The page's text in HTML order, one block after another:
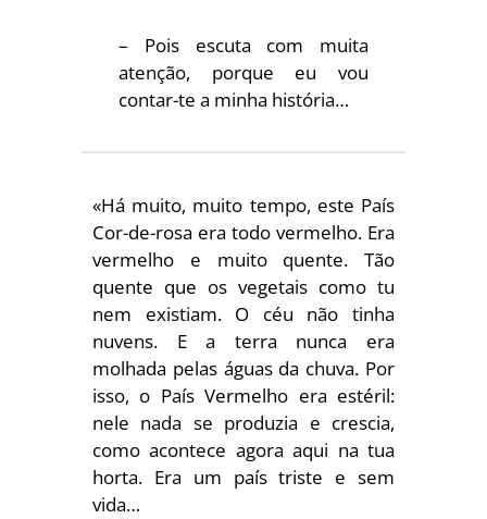
– Pois escuta com muita
atenção, porque eu vou
contar-te a minha história…
«Há muito, muito tempo, este País
Cor-de-rosa era todo vermelho. Era
vermelho e muito quente. Tão
quente que os vegetais como tu
nem existiam. O céu não tinha
nuvens. E a terra nunca era
molhada pelas águas da chuva. Por
isso, o País Vermelho era estéril:
nele nada se produzia e crescia,
como acontece agora aqui na tua
horta. Era um país triste e sem
vida…